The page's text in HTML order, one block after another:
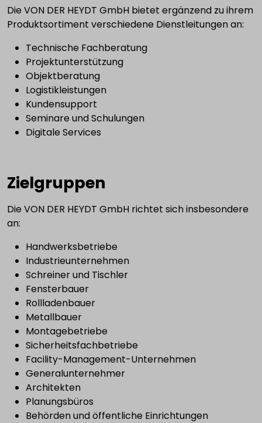
Die VON DER HEYDT GmbH bietet ergänzend zu ihrem
Produktsortiment verschiedene Dienstleitungen an:
Technische Fachberatung
Projektunterstützung
Objektberatung
Logistikleistungen
Kundensupport
Seminare und Schulungen
Digitale Services
Zielgruppen
Die VON DER HEYDT GmbH richtet sich insbesondere
an:
Handwerksbetriebe
Industrieunternehmen
Schreiner und Tischler
Fensterbauer
Rollladenbauer
Metallbauer
Montagebetriebe
Sicherheitsfachbetriebe
Facility-Management-Unternehmen
Generalunternehmer
Architekten
Planungsbüros
Behörden und öffentliche Einrichtungen